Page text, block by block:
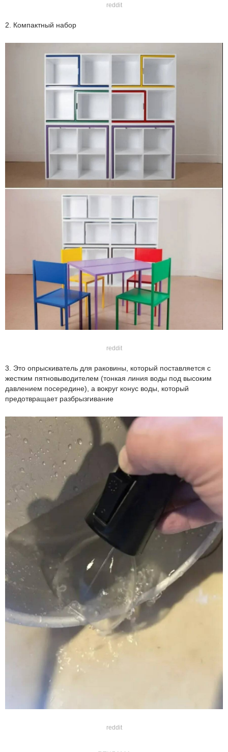
reddit
2. Компактный набор
reddit
3. Это опрыскиватель для раковины, который поставляется с
жестким пятновыводителем (тонкая линия воды под высоким
давлением посередине), а вокруг конус воды, который
предотвращает разбрызгивание
reddit